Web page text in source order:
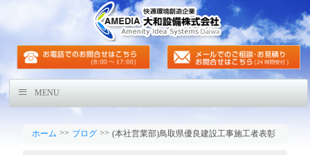
MENU
ホーム >> ブログ >> (本社営業部)鳥取県優良建設工事施工者表彰